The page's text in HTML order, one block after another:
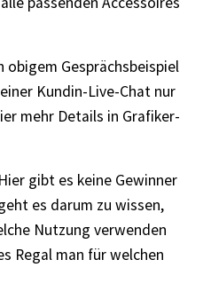
obigem Gesprächsbeispiel
Kundin-Live-Chat nur
mehr Details in Grafiker-
gibt es keine Gewinner
es darum zu wissen,
Nutzung verwenden
Regal man für welchen